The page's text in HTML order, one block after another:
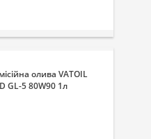
олива VATOIL
GL-5 80W90 1л